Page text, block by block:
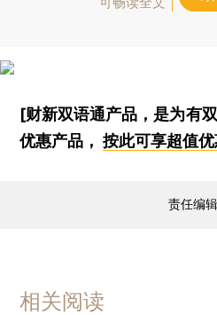
[财新双语通产品，是为有
优惠产品，按此可享超值优
责任编
相关阅读